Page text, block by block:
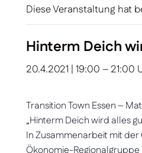
Diese Veranstaltung hat
Hinterm Deich
20.4.2021 | 19:00 – 21:00
Transition Town Essen –
„Hinterm Deich wird alles
In Zusammenarbeit mit